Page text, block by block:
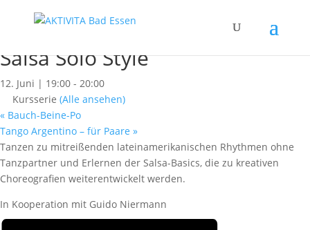
« Alle Kurse
Salsa Solo Style
12. Juni | 19:00 - 20:00
Kursserie (Alle ansehen)
« Bauch-Beine-Po
Tango Argentino – für Paare »
Tanzen zu mitreißenden lateinamerikanischen Rhythmen ohne
Tanzpartner und Erlernen der Salsa-Basics, die zu kreativen
Choreografien weiterentwickelt werden.
In Kooperation mit Guido Niermann